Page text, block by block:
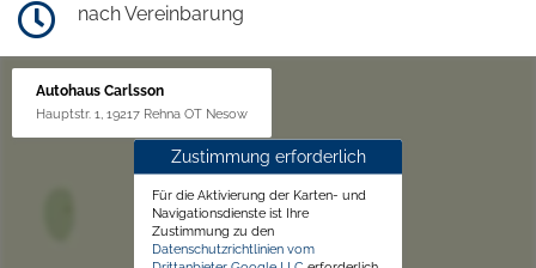
nach Vereinbarung
Autohaus Carlsson
Hauptstr. 1, 19217 Rehna OT Nesow
Zustimmung erforderlich
Für die Aktivierung der Karten- und
Navigationsdienste ist Ihre
Zustimmung zu den
Datenschutzrichtlinien vom